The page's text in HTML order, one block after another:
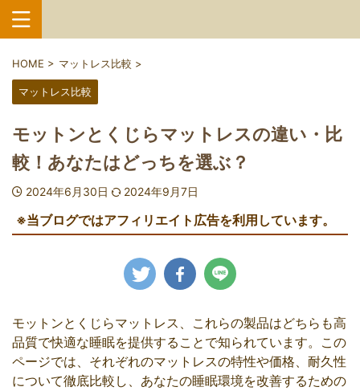
HOME > マットレス比較 >
マットレス比較
モットンとくじらマットレスの違い・比
較！あなたはどっちを選ぶ？
2024年6月30日 2024年9月7日
※当ブログではアフィリエイト広告を利用しています。
モットンとくじらマットレス、これらの製品はどちらも高
品質で快適な睡眠を提供することで知られています。この
ページでは、それぞれのマットレスの特性や価格、耐久性
について徹底比較し、あなたの睡眠環境を改善するための